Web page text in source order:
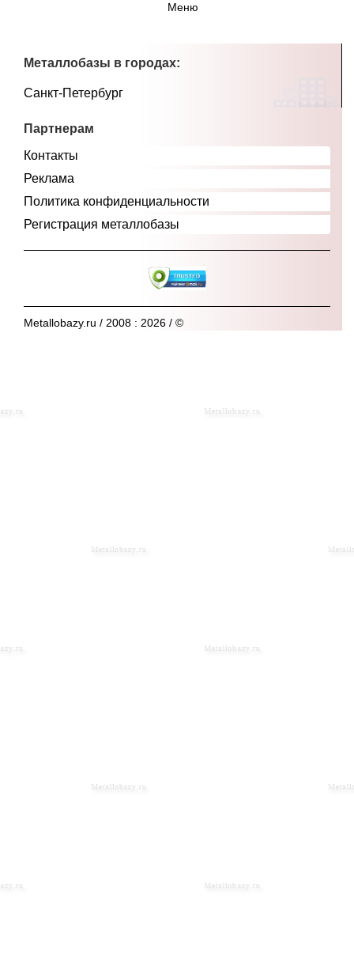
Меню
Металлобазы в городах:
Санкт-Петербург
Партнерам
Контакты
Реклама
Политика конфиденциальности
Регистрация металлобазы
Metallobazy.ru / 2008 : 2026 / ©